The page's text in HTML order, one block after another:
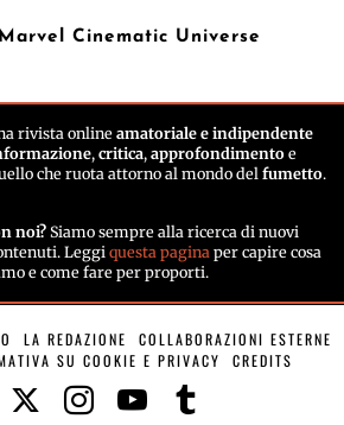
Cinematic Universe
rivista online amatoriale e indipendente
, critica, approfondimento e
che ruota attorno al mondo del fumetto.
noi? Siamo sempre alla ricerca di nuovi
Leggi questa paginaper capire cosa
e come fare per proporti.
LA REDAZIONE
COLLABORAZIONI ESTERNE
SU COOKIE E PRIVACY CREDITS